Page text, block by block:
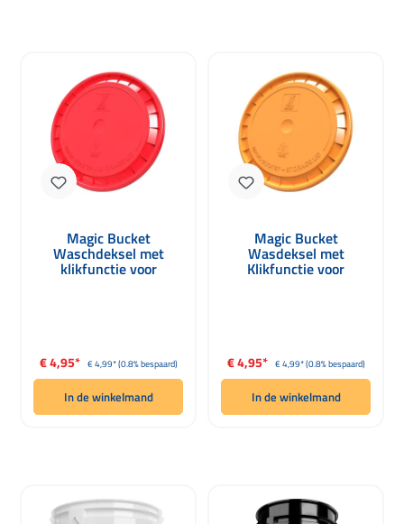
Magic Bucket
Waschdeksel met
klikfunctie voor
Verkoopprijs:
€ 4,95* Normale prijs:
€ 4,99*(0.8% bespaard)
In de winkelmand
Magic Bucket
Wasdeksel met
Klikfunctie voor
Verkoopprijs:
€ 4,95* Normale prijs:
€ 4,99*(0.8% bespaard)
In de winkelmand